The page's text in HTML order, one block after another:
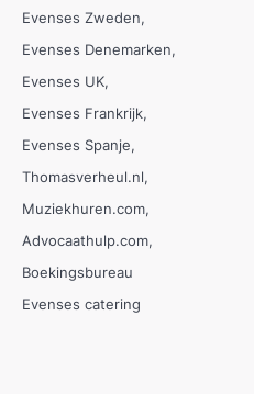
Evenses Zweden
Evenses Denemarken
Evenses UK
Evenses Frankrijk
Evenses Spanje
Thomasverheul.nl
Muziekhuren.com
Advocaathulp.com
Boekingsbureau
Evenses catering